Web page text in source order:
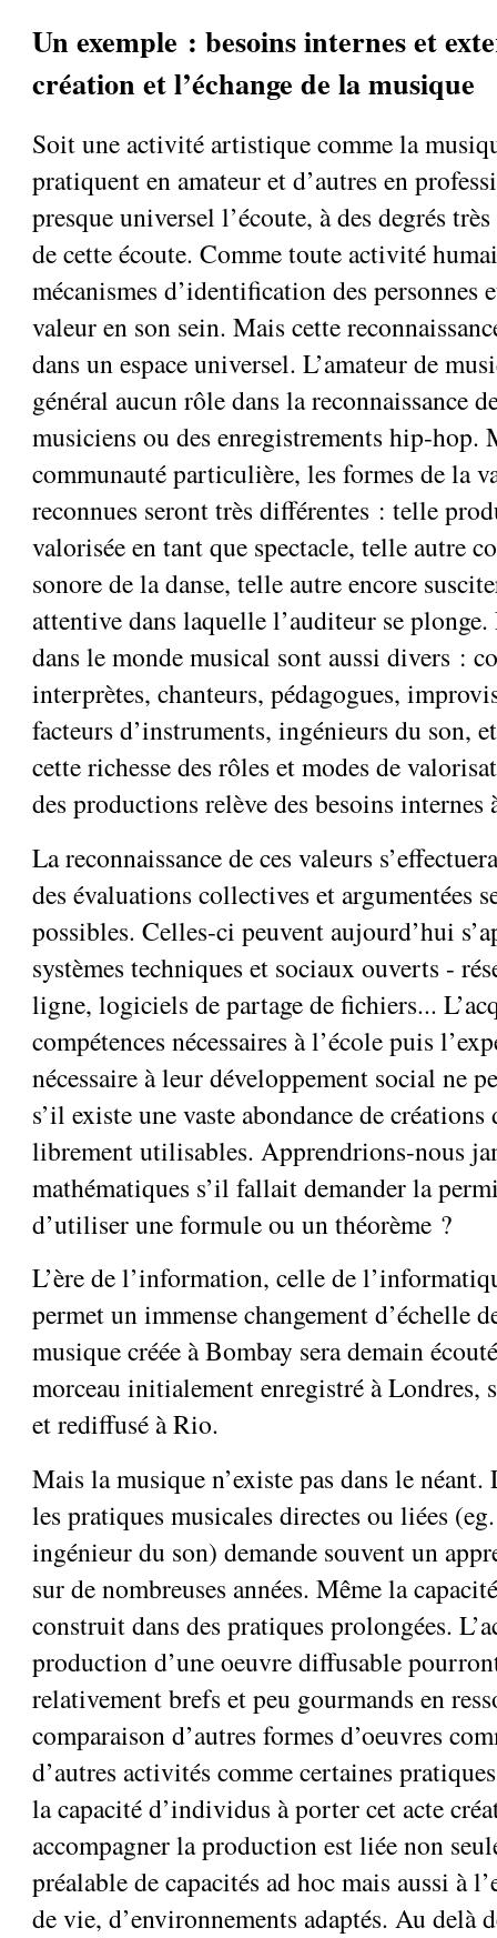
Un exemple : besoins internes et
création et l’échange de la musique
Soit une activité artistique comme la
pratiquent en amateur et d’autres en
presque universel l’écoute, à des degrés
de cette écoute. Comme toute activité
mécanismes d’identification des personnes
valeur en son sein. Mais cette
dans un espace universel. L’amateur de
général aucun rôle dans la reconnaissance
musiciens ou des enregistrements hip-hop.
communauté particulière, les formes de la
reconnues seront très différentes : telle
valorisée en tant que spectacle, telle autre
sonore de la danse, telle autre encore
attentive dans laquelle l’auditeur se
dans le monde musical sont aussi divers :
interprètes, chanteurs, pédagogues,
facteurs d’instruments, ingénieurs du son,
cette richesse des rôles et modes de
des productions relève des besoins internes
La reconnaissance de ces valeurs
des évaluations collectives et argumentées
possibles. Celles-ci peuvent aujourd’hui
systèmes techniques et sociaux ouverts -
ligne, logiciels de partage de fichiers...
compétences nécessaires à l’école puis
nécessaire à leur développement social ne
s’il existe une vaste abondance de
librement utilisables. Apprendrions-nous
mathématiques s’il fallait demander la
d’utiliser une formule ou un théorème ?
L’ère de l’information, celle de
permet un immense changement d’échelle
musique créée à Bombay sera demain
morceau initialement enregistré à Londres,
et rediffusé à Rio.
Mais la musique n’existe pas dans le néant.
les pratiques musicales directes ou liées
ingénieur du son) demande souvent un
sur de nombreuses années. Même la
construit dans des pratiques prolongées.
production d’une oeuvre diffusable
relativement brefs et peu gourmands en
comparaison d’autres formes d’oeuvres
d’autres activités comme certaines
la capacité d’individus à porter cet acte
accompagner la production est liée non
préalable de capacités ad hoc mais aussi à
de vie, d’environnements adaptés. Au delà